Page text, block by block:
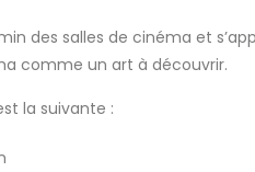
des salles de cinéma et
comme un art à découvrir.
la suivante :